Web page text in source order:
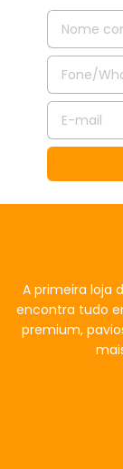
A primeira loja
encontra tudo
premium,